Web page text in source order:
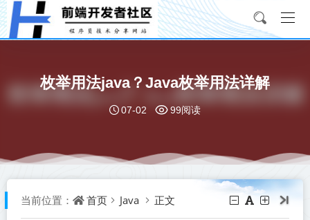
枚举用法java？Java枚举用法详解
07-02 99阅读
当前位置： 首页 Java 正文